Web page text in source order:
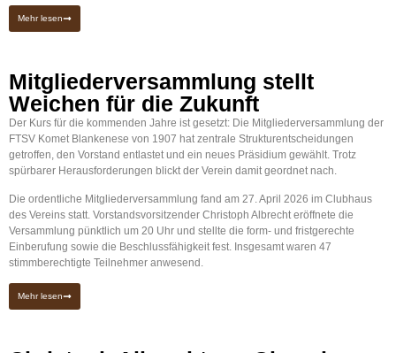
Mehr lesen
Mitgliederversammlung stellt
Weichen für die Zukunft
Der Kurs für die kommenden Jahre ist gesetzt: Die Mitgliederversammlung der
FTSV Komet Blankenese von 1907 hat zentrale Strukturentscheidungen
getroffen, den Vorstand entlastet und ein neues Präsidium gewählt. Trotz
spürbarer Herausforderungen blickt der Verein damit geordnet nach.
Die ordentliche Mitgliederversammlung fand am 27. April 2026 im Clubhaus
des Vereins statt. Vorstandsvorsitzender Christoph Albrecht eröffnete die
Versammlung pünktlich um 20 Uhr und stellte die form- und fristgerechte
Einberufung sowie die Beschlussfähigkeit fest. Insgesamt waren 47
stimmberechtigte Teilnehmer anwesend.
Mehr lesen